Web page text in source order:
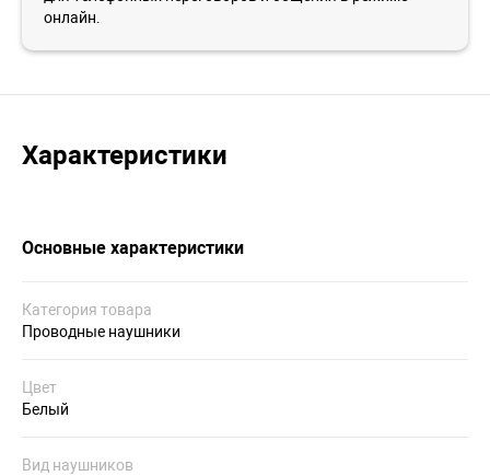
онлайн.
Характеристики
Основные характеристики
Категория товара
Проводные наушники
Цвет
Белый
Вид наушников